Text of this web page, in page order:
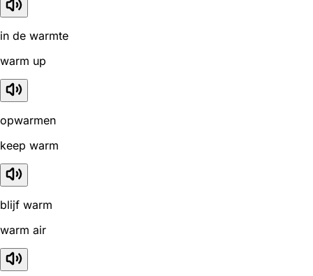
in de warmte
warm up
opwarmen
keep warm
blijf warm
warm air